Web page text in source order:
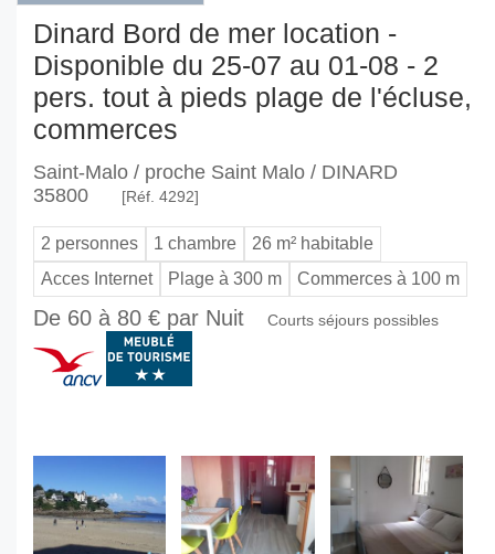
Dinard Bord de mer location -
Disponible du 25-07 au 01-08 - 2
pers. tout à pieds plage de l'écluse,
commerces
Saint-Malo / proche Saint Malo / DINARD
35800
[Réf. 4292]
2 personnes 1 chambre
26 m² habitable
Acces Internet
Plage à 300 m Commerces à 100 m
De 60 à 80 € par Nuit Courts séjours possibles